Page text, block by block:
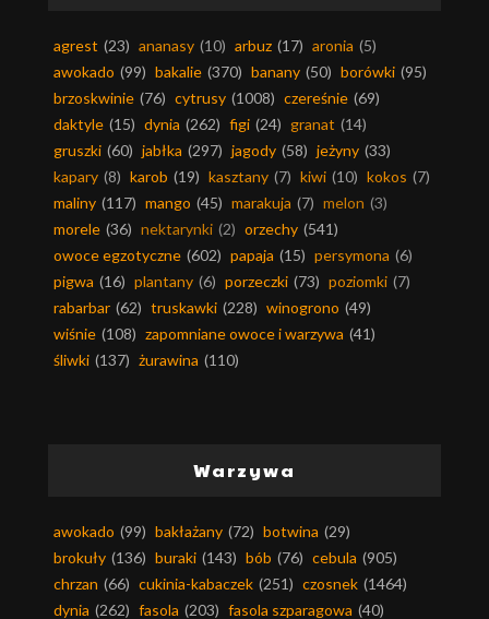
agrest (23) ananasy (10) arbuz (17) aronia (5)
awokado (99) bakalie (370) banany (50) borówki (95)
brzoskwinie (76) cytrusy (1008) czereśnie (69)
daktyle (15) dynia (262) figi (24) granat (14)
gruszki (60) jabłka (297) jagody (58) jeżyny (33)
kapary (8) karob (19) kasztany (7) kiwi (10) kokos (7)
maliny (117) mango (45) marakuja (7) melon (3)
morele (36) nektarynki (2) orzechy (541)
owoce egzotyczne (602) papaja (15) persymona (6)
pigwa (16) plantany (6) porzeczki (73) poziomki (7)
rabarbar (62) truskawki (228) winogrono (49)
wiśnie (108) zapomniane owoce i warzywa (41)
śliwki (137) żurawina (110)
Warzywa
awokado (99) bakłażany (72) botwina (29)
brokuły (136) buraki (143) bób (76) cebula (905)
chrzan (66) cukinia-kabaczek (251) czosnek (1464)
dynia (262) fasola (203) fasola szparagowa (40)